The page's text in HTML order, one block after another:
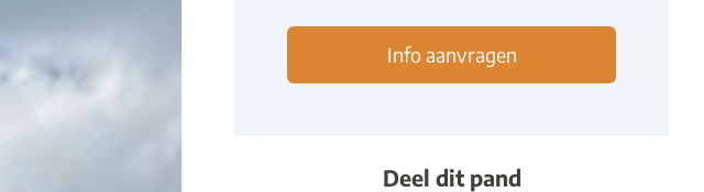
Info aanvragen
Deel dit pand